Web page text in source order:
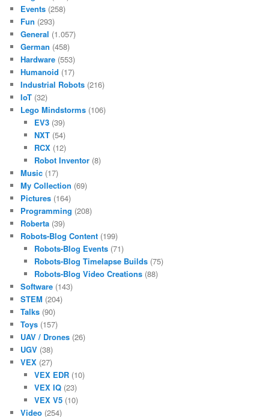
Events (258)
Fun (293)
General (1.057)
German (458)
Hardware (553)
Humanoid (17)
Industrial Robots (216)
IoT (32)
Lego Mindstorms (106)
EV3(39)
NXT(54)
RCX(12)
Robot Inventor(8)
Music (17)
My Collection (69)
Pictures (164)
Programming (208)
Roberta (39)
Robots-Blog Content (199)
Robots-Blog Events(71)
Robots-Blog Timelapse Builds(75)
Robots-Blog Video Creations(88)
Software (143)
STEM (204)
Talks (90)
Toys (157)
UAV / Drones (26)
UGV (38)
VEX (27)
VEX EDR(10)
VEX IQ(23)
VEX V5(10)
Video (254)